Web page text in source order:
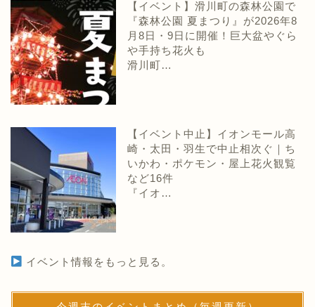
【イベント】滑川町の森林公園で
『森林公園 夏まつり』が2026年8
月8日・9日に開催！巨大盆やぐら
や手持ち花火も
滑川町…
【イベント中止】イオンモール高
崎・太田・羽生で中止相次ぐ｜ち
いかわ・ポケモン・屋上花火観覧
など16件
『イオ…
イベント情報をもっと見る。